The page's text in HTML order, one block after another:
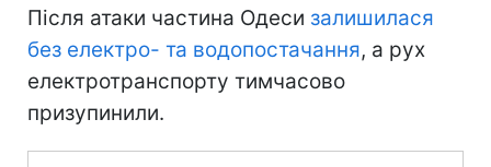
Після атаки частина Одеси залишилася
без електро- та водопостачання, а рух
електротранспорту тимчасово
призупинили.